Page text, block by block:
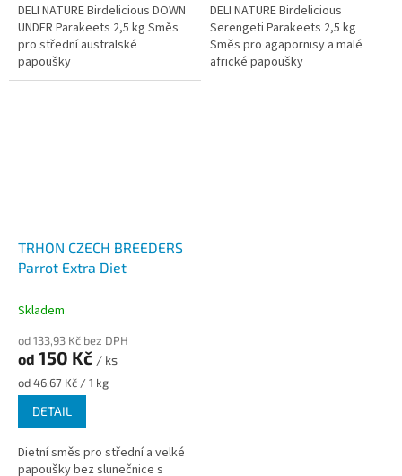
DELI NATURE Birdelicious DOWN
UNDER Parakeets 2,5 kg Směs
pro střední australské
papoušky
DELI NATURE Birdelicious
Serengeti Parakeets 2,5 kg
Směs pro agapornisy a malé
africké papoušky
TRHON CZECH BREEDERS
Parrot Extra Diet
Skladem
od 133,93 Kč bez DPH
od 150 Kč / ks
Měrná
cena:
od 46,67 Kč / 1 kg
DETAIL
Dietní směs pro střední a velké
papoušky bez slunečnice s